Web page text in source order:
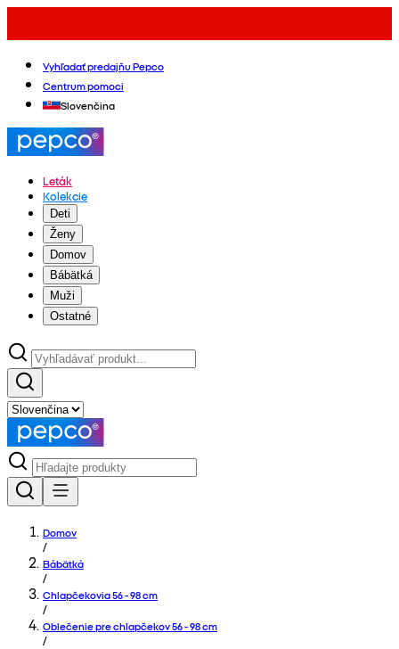
Vyhľadať predajňu Pepco
Centrum pomoci
Slovenčina
Leták
Kolekcie
Deti
Ženy
Domov
Bábätká
Muži
Ostatné
Domov
/
Bábätká
/
Chlapčekovia 56 - 98 cm
/
Oblečenie pre chlapčekov 56 - 98 cm
/